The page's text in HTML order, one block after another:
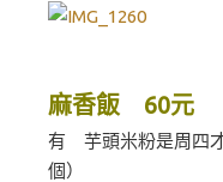
麻香飯 60元
有 芋頭米粉是周四
個）